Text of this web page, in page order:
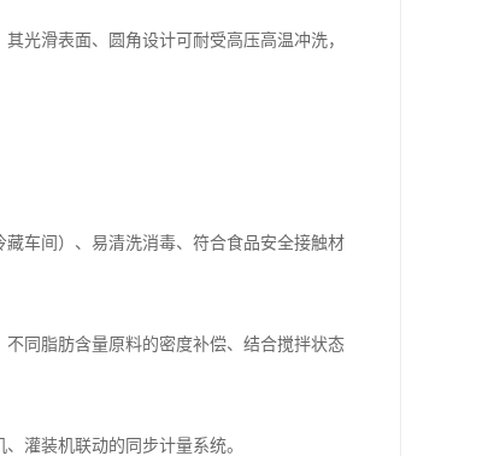
光滑表面、圆角设计可耐受高压高温冲洗，
车间）、易清洗消毒、符合食品安全接触材
同脂肪含量原料的密度补偿、结合搅拌状态
灌装机联动的同步计量系统。